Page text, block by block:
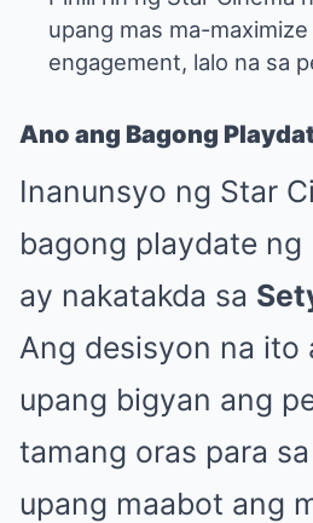
upang mas ma-
engagement, lalo na sa
Ano ang Bagong
Inanunsyo ng Star
bagong playdate ng
ay nakatakda sa
Ang desisyon na ito
upang bigyan ang
tamang oras para
upang maabot ang